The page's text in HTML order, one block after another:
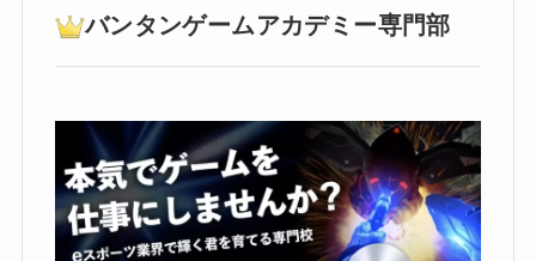
バンタンゲームアカデミー専門部